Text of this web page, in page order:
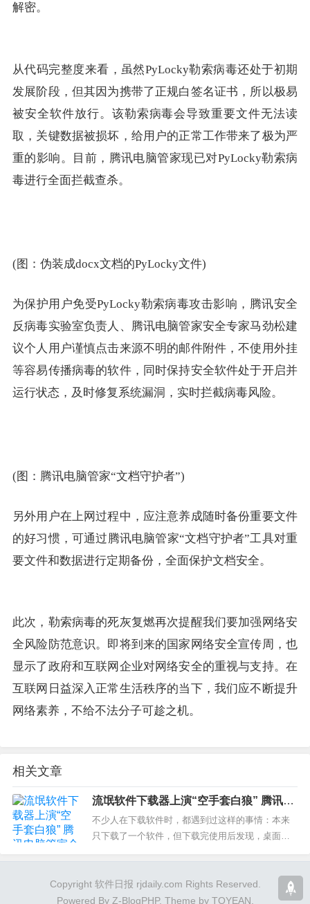
解密。
从代码完整度来看，虽然PyLocky勒索病毒还处于初期
发展阶段，但其因为携带了正规白签名证书，所以极易
被安全软件放行。该勒索病毒会导致重要文件无法读
取，关键数据被损坏，给用户的正常工作带来了极为严
重的影响。目前，腾讯电脑管家现已对PyLocky勒索病
毒进行全面拦截查杀。
(图：伪装成docx文档的PyLocky文件)
为保护用户免受PyLocky勒索病毒攻击影响，腾讯安全
反病毒实验室负责人、腾讯电脑管家安全专家马劲松建
议个人用户谨慎点击来源不明的邮件附件，不使用外挂
等容易传播病毒的软件，同时保持安全软件处于开启并
运行状态，及时修复系统漏洞，实时拦截病毒风险。
(图：腾讯电脑管家“文档守护者”)
另外用户在上网过程中，应注意养成随时备份重要文件
的好习惯，可通过腾讯电脑管家“文档守护者”工具对重
要文件和数据进行定期备份，全面保护文档安全。
此次，勒索病毒的死灰复燃再次提醒我们要加强网络安
全风险防范意识。即将到来的国家网络安全宣传周，也
显示了政府和互联网企业对网络安全的重视与支持。在
互联网日益深入正常生活秩序的当下，我们应不断提升
网络素养，不给不法分子可趁之机。
相关文章
流氓软件下载器上演“空手套白狼” 腾讯电
脑管家全面清除
不少人在下载软件时，都遇到过这样的事情：本来
只下载了一个软件，但下载完使用后发现，桌面上
Copyright 软件日报 rjdaily.com Rights Reserved.
Powered By Z-BlogPHP. Theme by TOYEAN